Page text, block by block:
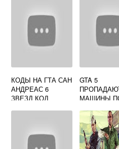
КОДЫ НА ГТА САН
АНДРЕАС 6
ЗВЕЗД КОД
GTA 5
МАШИНЫ